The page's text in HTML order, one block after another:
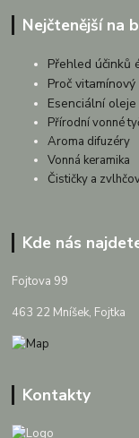
Nejčtenější na
Přehled účinků
Proč
Esenciální
Přírodní vonné
Aroma difuzéry
Vonná keramika
Čističky a
Kde nás
Fojtova 99
463 22 Mníšek, Fojtka
Kontakty